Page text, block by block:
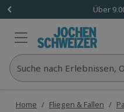
Über
Suche nach Erlebnissen,
Home / Fliegen & Fallen /